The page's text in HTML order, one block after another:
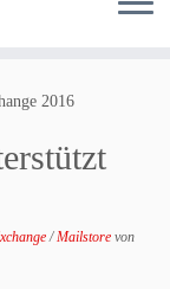
2016
/Mailstore von